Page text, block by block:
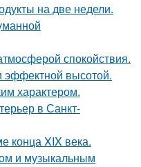
на две недели.
спокойствия.
эффектной высотой.
характером.
в Санкт-
конца XIX века.
и музыкальным